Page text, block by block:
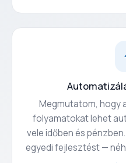
Megmutatom, hogy
folyamatokat lehet
vele időben és
egyedi fejlesztést —